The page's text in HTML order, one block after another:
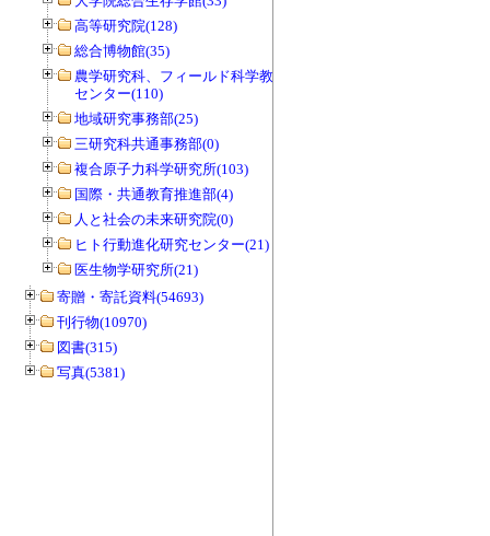
高等研究院(128)
総合博物館(35)
農学研究科、フィールド科学教育研究
センター(110)
地域研究事務部(25)
三研究科共通事務部(0)
複合原子力科学研究所(103)
国際・共通教育推進部(4)
人と社会の未来研究院(0)
ヒト行動進化研究センター(21)
医生物学研究所(21)
寄贈・寄託資料(54693)
刊行物(10970)
図書(315)
写真(5381)